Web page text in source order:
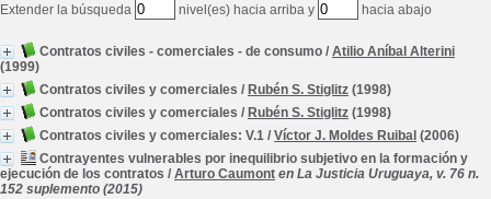
Extender la búsqueda
nivel(es) hacia arriba y hacia abajo
Contratos civiles - comerciales - de consumo / Atilio Aníbal Alterini
(1999)
Contratos civiles y comerciales / Rubén S. Stiglitz (1998)
Contratos civiles y comerciales / Rubén S. Stiglitz (1998)
Contratos civiles y comerciales: V.1 / Víctor J. Moldes Ruibal (2006)
Contrayentes vulnerables por inequilibrio subjetivo en la formación y
ejecución de los contratos / Arturo Caumont en La Justicia Uruguaya, v. 76 n.
152 suplemento (2015)